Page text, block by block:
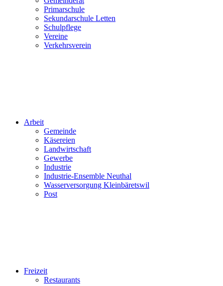
Primarschule
Sekundarschule Letten
Schulpflege
Vereine
Verkehrsverein
Arbeit
Gemeinde
Käsereien
Landwirtschaft
Gewerbe
Industrie
Industrie-Ensemble Neuthal
Wasserversorgung Kleinbäretswil
Post
Freizeit
Restaurants